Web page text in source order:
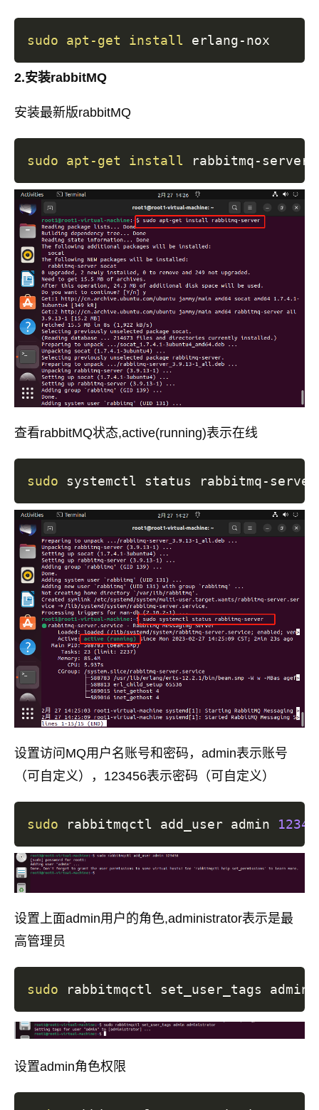
sudo apt-get install
2.安装rabbitMQ
安装最新版rabbitMQ
sudo apt-get install
查看rabbitMQ状态,active(running)表示在线
sudo
设置访问MQ用户名账号和密码，admin表示账号
（可自定义），123456表示密码（可自定义）
sudo rabbitmqctl add_user admin
设置上面admin用户的角色,administrator表示是最
高管理员
sudo
设置admin角色权限